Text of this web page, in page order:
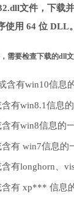
文件，下载
使用 64 位 DLL
需要检查下载的dll
含有win10信息
有win8.1信息
有win8信息的
有 win7信息的
有longhorn、
含有 xp*** 信息